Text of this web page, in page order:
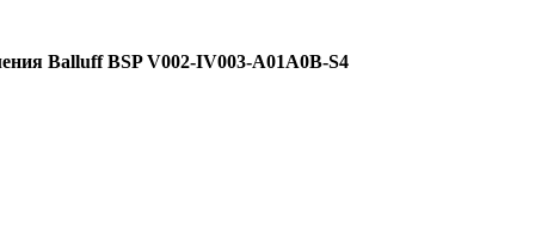
Balluff BSP V002-IV003-A01A0B-S4